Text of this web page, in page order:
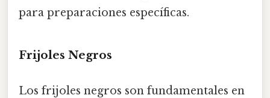
para preparaciones específicas.
Frijoles Negros
Los frijoles negros son fundamentales en